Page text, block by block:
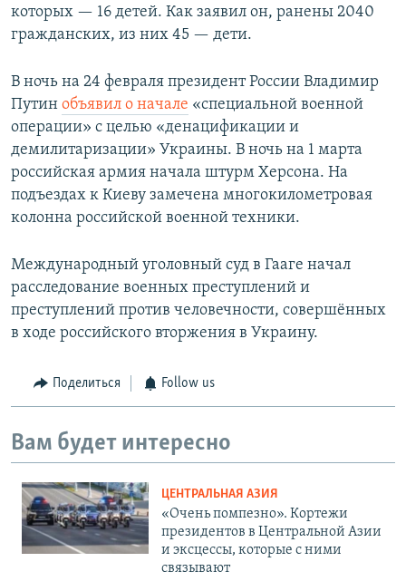
которых — 16 детей. Как заявил он, ранены 2040
гражданских, из них 45 — дети.
В ночь на 24 февраля президент России Владимир
Путин объявил о начале «специальной военной
операции» с целью «денацификации и
демилитаризации» Украины. В ночь на 1 марта
российская армия начала штурм Херсона. На
подъездах к Киеву замечена многокилометровая
колонна российской военной техники.
Международный уголовный суд в Гааге начал
расследование военных преступлений и
преступлений против человечности, совершённых
в ходе российского вторжения в Украину.
Поделиться Follow us
Вам будет интересно
ЦЕНТРАЛЬНАЯ АЗИЯ
«Очень помпезно». Кортежи
президентов в Центральной Азии
и эксцессы, которые с ними
связывают